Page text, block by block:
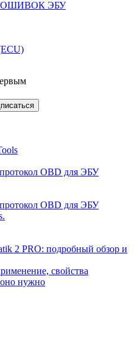
ЭБУ
OBD для ЭБУ
OBD для ЭБУ
2 PRO: подробный обзор и
свойства
нужно